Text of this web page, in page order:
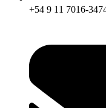
+54 9 11 7016-